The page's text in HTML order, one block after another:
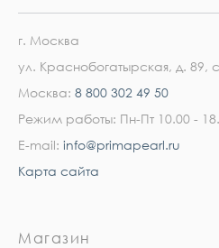
г. Москва
ул. Краснобогатырская, д. 89,
Москва: 8 800 302 49 50
Режим работы: Пн-Пт 10.00 -
E-mail: info@primapearl.ru
Карта сайта
Магазин